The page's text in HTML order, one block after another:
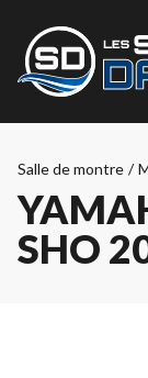
Salle de montre /
SHO